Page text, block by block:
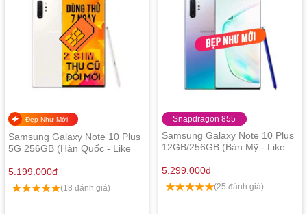
Đẹp Như Mới
Samsung Galaxy Note 10 Plus
5G 256GB (Hàn Quốc - Like
5.199.000đ
(18 đánh giá)
Snapdragon 855
Samsung Galaxy Note 10 Plus
12GB/256GB (Bản Mỹ - Like
5.299.000đ
(25 đánh giá)